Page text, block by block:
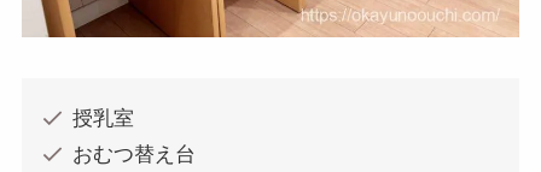
授乳室
おむつ替え台